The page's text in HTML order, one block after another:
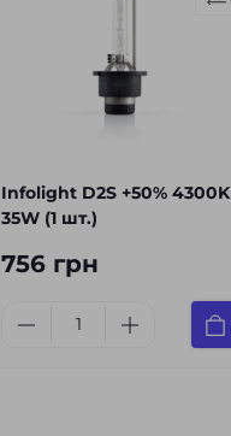
Infolight D2S +50% 4300K
35W (1 шт.)
756 грн